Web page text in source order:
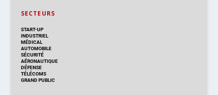
SECTEURS
START-UP
INDUSTRIEL
MÉDICAL
AUTOMOBILE
SÉCURITÉ
AÉRONAUTIQUE
DÉFENSE
TÉLÉCOMS
GRAND PUBLIC